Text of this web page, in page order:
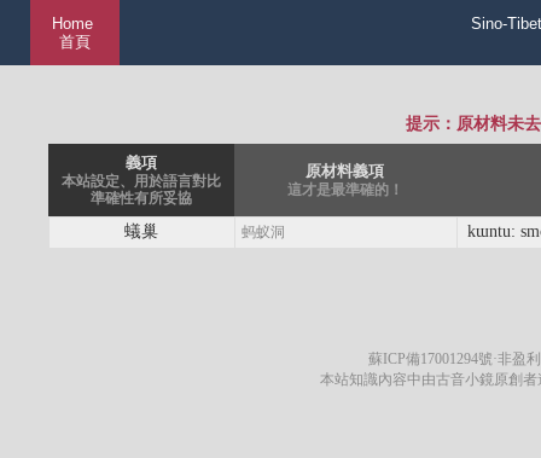
Home
首頁
Sino-
提示：原材料未
義項
本站設定、用於語言對比
準確性有所妥協
原材料義項
這才是最準確的！
蟻巢 蚂蚁洞 kɯntu:
蘇ICP備17001294號·非盈
本站知識內容中由古音小鏡原創